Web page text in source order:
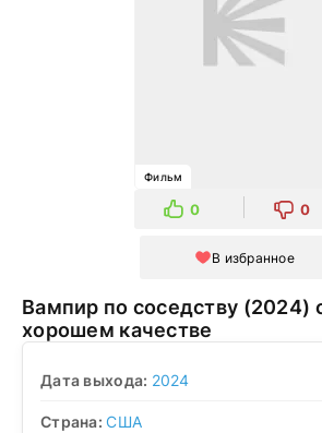
Фильм
0 0
В избранное
Вампир по соседству (2024) смотреть в
хорошем качестве
Дата выхода: 2024
Страна:США